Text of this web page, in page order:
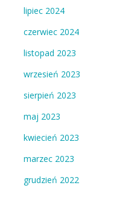
lipiec 2024
czerwiec 2024
listopad 2023
wrzesień 2023
sierpień 2023
maj 2023
kwiecień 2023
marzec 2023
grudzień 2022